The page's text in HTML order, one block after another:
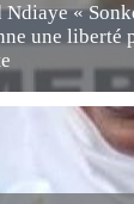
«
une liberté